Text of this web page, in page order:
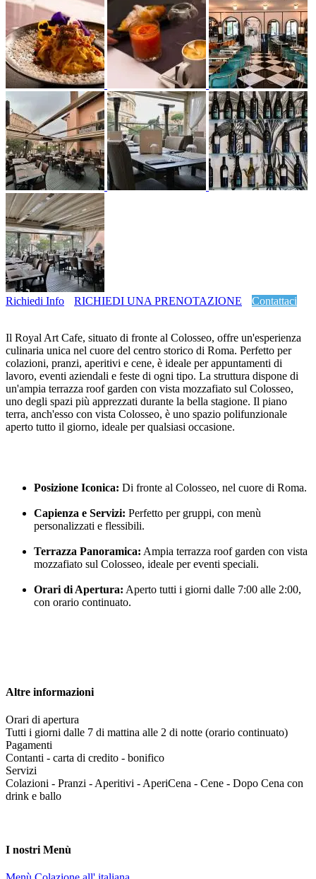
Richiedi Info RICHIEDI UNA PRENOTAZIONE Contattaci
Il Royal Art Cafe, situato di fronte al Colosseo, offre un'esperienza
culinaria unica nel cuore del centro storico di Roma. Perfetto per
colazioni, pranzi, aperitivi e cene, è ideale per appuntamenti di
lavoro, eventi aziendali e feste di ogni tipo. La struttura dispone di
un'ampia terrazza roof garden con vista mozzafiato sul Colosseo,
uno degli spazi più apprezzati durante la bella stagione. Il piano
terra, anch'esso con vista Colosseo, è uno spazio polifunzionale
aperto tutto il giorno, ideale per qualsiasi occasione.
Posizione Iconica: Di fronte al Colosseo, nel cuore di Roma.
Capienza e Servizi: Perfetto per gruppi, con menù
personalizzati e flessibili.
Terrazza Panoramica: Ampia terrazza roof garden con vista
mozzafiato sul Colosseo, ideale per eventi speciali.
Orari di Apertura: Aperto tutti i giorni dalle 7:00 alle 2:00,
con orario continuato.
Altre informazioni
Orari di apertura
Tutti i giorni dalle 7 di mattina alle 2 di notte (orario continuato)
Pagamenti
Contanti - carta di credito - bonifico
Servizi
Colazioni - Pranzi - Aperitivi - AperiCena - Cene - Dopo Cena con
drink e ballo
I nostri Menù